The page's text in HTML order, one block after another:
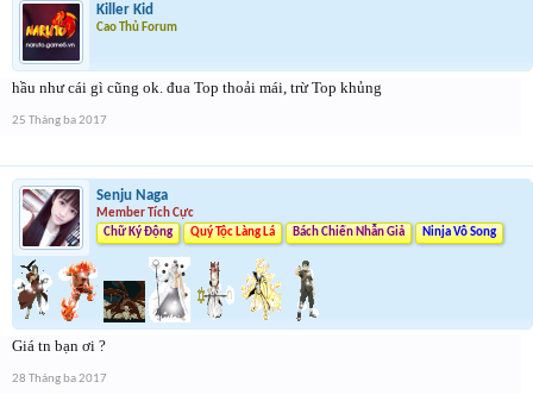
Killer Kid
Cao Thủ Forum
hầu như cái gì cũng ok. đua Top thoải mái, trừ Top khủng
25 Tháng ba 2017
Senju Naga
Member Tích Cực
Chữ Ký Động
Quý Tộc Làng Lá Bách Chiến Nhẫn Giả Ninja Vô Song
Giá tn bạn ơi ?
28 Tháng ba 2017